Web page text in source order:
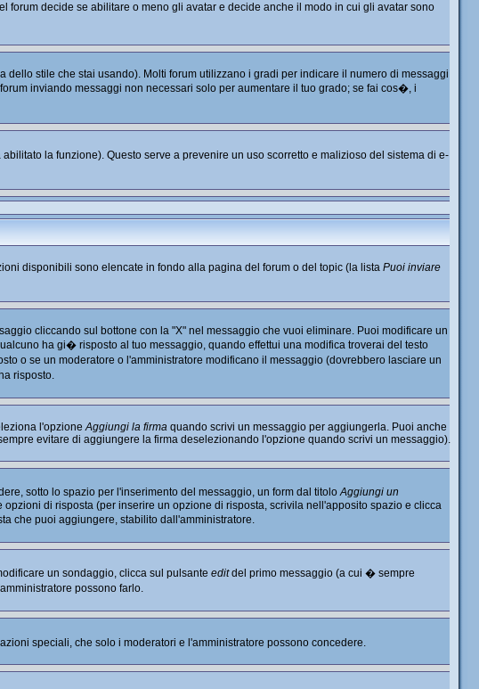
decide se abilitare o meno gli avatar e decide anche il modo in cui gli avatar sono
stile che stai usando). Molti forum utilizzano i gradi per indicare il numero di messaggi
inviando messaggi non necessari solo per aumentare il tuo grado; se fai cos�, i
la funzione). Questo serve a prevenire un uso scorretto e malizioso del sistema di e-
disponibili sono elencate in fondo alla pagina del forum o del topic (la lista Puoi inviare
cliccando sul bottone con la "X" nel messaggio che vuoi eliminare. Puoi modificare un
ha gi� risposto al tuo messaggio, quando effettui una modifica troverai del testo
o se un moderatore o l'amministratore modificano il messaggio (dovrebbero lasciare un
risposto.
l'opzioneAggiungi la firmaquando scrivi un messaggio per aggiungerla. Puoi anche
evitare di aggiungere la firma deselezionando l'opzione quando scrivi un messaggio).
sotto lo spazio per l'inserimento del messaggio, un form dal titoloAggiungi un
di risposta (per inserire un opzione di risposta, scrivila nell'apposito spazio e clicca
che puoi aggiungere, stabilito dall'amministratore.
un sondaggio, clicca sul pulsante editdel primo messaggio (a cui � sempre
possono farlo.
speciali, che solo i moderatori e l'amministratore possono concedere.